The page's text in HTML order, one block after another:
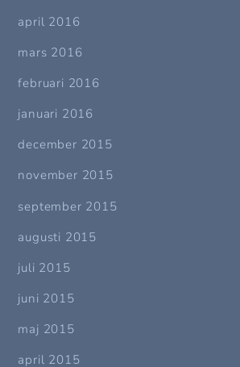
april 2016
mars 2016
februari 2016
januari 2016
december 2015
november 2015
september 2015
augusti 2015
juli 2015
juni 2015
maj 2015
april 2015